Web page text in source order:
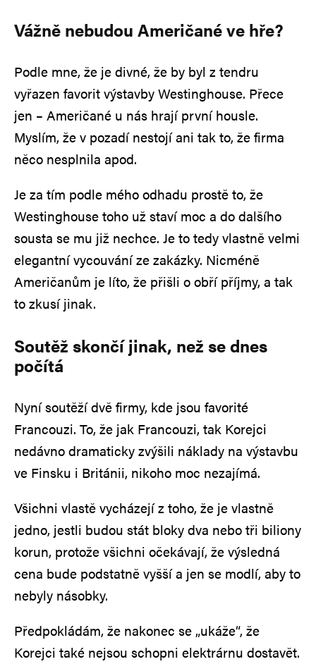
Vážně nebudou Američané ve hře?
Podle mne, že je divné, že by byl z tendru
vyřazen favorit výstavby Westinghouse. Přece
jen – Američané u nás hrají první housle.
Myslím, že v pozadí nestojí ani tak to, že firma
něco nesplnila apod.
Je za tím podle mého odhadu prostě to, že
Westinghouse toho už staví moc a do dalšího
sousta se mu již nechce. Je to tedy vlastně velmi
elegantní vycouvání ze zakázky. Nicméně
Američanům je líto, že přišli o obří příjmy, a tak
to zkusí jinak.
Soutěž skončí jinak, než se dnes
počítá
Nyní soutěží dvě firmy, kde jsou favorité
Francouzi. To, že jak Francouzi, tak Korejci
nedávno dramaticky zvýšili náklady na výstavbu
ve Finsku i Británii, nikoho moc nezajímá.
Všichni vlastě vycházejí z toho, že je vlastně
jedno, jestli budou stát bloky dva nebo tři biliony
korun, protože všichni očekávají, že výsledná
cena bude podstatně vyšší a jen se modlí, aby to
nebyly násobky.
Předpokládám, že nakonec se „ukáže“, že
Korejci také nejsou schopni elektrárnu dostavět.